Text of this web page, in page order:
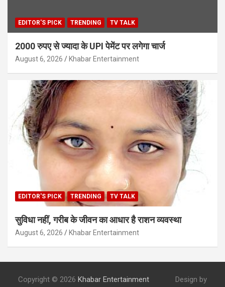
EDITOR'S PICK TRENDING TV TALK
2000 रुपए से ज्यादा के UPI पेमेंट पर लगेगा चार्ज
August 6, 2026 Khabar Entertainment
EDITOR'S PICK TRENDING TV TALK
सुविधा नहीं, गरीब के जीवन का आधार है राशन व्यवस्था
August 6, 2026 Khabar Entertainment
Copyright © 2026 Khabar Entertainment Design by